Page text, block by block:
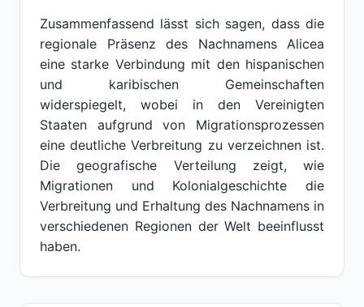
Zusammenfassend lässt sich sagen, dass die
regionale Präsenz des Nachnamens Alicea
eine starke Verbindung mit den hispanischen
und karibischen Gemeinschaften
widerspiegelt, wobei in den Vereinigten
Staaten aufgrund von Migrationsprozessen
eine deutliche Verbreitung zu verzeichnen ist.
Die geografische Verteilung zeigt, wie
Migrationen und Kolonialgeschichte die
Verbreitung und Erhaltung des Nachnamens in
verschiedenen Regionen der Welt beeinflusst
haben.